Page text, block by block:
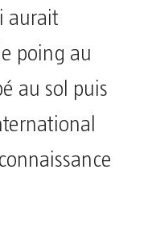
aurait
poing au
au sol puis